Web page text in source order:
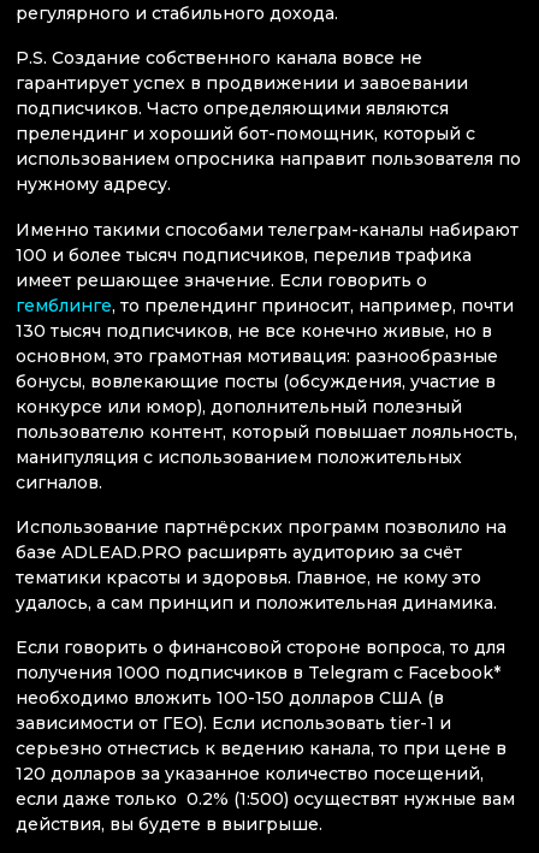
регулярного и стабильного дохода.
P.S. Создание собственного канала вовсе не
гарантирует успех в продвижении и завоевании
подписчиков. Часто определяющими являются
прелендинг и хороший бот-помощник, который с
использованием опросника направит пользователя по
нужному адресу.
Именно такими способами телеграм-каналы набирают
100 и более тысяч подписчиков, перелив трафика
имеет решающее значение. Если говорить о
гемблинге, то прелендинг приносит, например, почти
130 тысяч подписчиков, не все конечно живые, но в
основном, это грамотная мотивация: разнообразные
бонусы, вовлекающие посты (обсуждения, участие в
конкурсе или юмор), дополнительный полезный
пользователю контент, который повышает лояльность,
манипуляция с использованием положительных
сигналов.
Использование партнёрских программ позволило на
базе ADLEAD.PRO расширять аудиторию за счёт
тематики красоты и здоровья. Главное, не кому это
удалось, а сам принцип и положительная динамика.
Если говорить о финансовой стороне вопроса, то для
получения 1000 подписчиков в Telegram с Facebook*
необходимо вложить 100-150 долларов США (в
зависимости от ГЕО). Если использовать tier-1 и
серьезно отнестись к ведению канала, то при цене в
120 долларов за указанное количество посещений,
если даже только 0.2% (1:500) осуществят нужные вам
действия, вы будете в выигрыше.